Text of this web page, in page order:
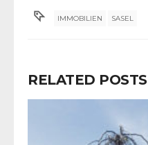
IMMOBILIEN SASEL
RELATED POSTS